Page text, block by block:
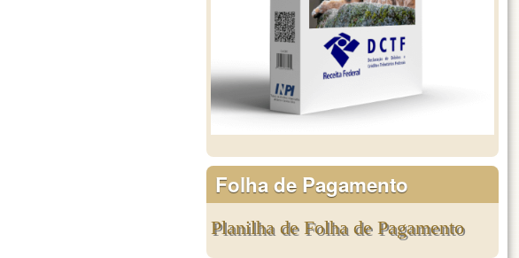
Folha de Pagamento
Planilha de Folha de Pagamento